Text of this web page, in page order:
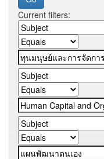
Current filters: